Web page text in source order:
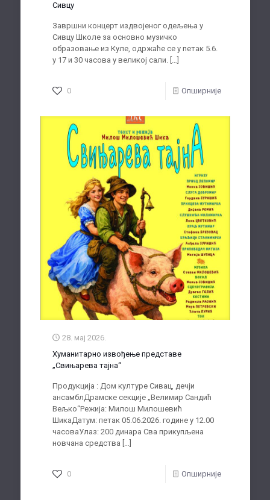
Сивцу
Завршни концерт издвојеног одељења у
Сивцу Школе за основно музичко
образовање из Куле, одржаће се у петак 5.6.
у 17 и 30 часова у великој сали.[…]
0 Опширније
28. мај 2026.
Хуманитарно извођење представе
„Свињарева тајна“
Продукција : Дом културе Сивац, дечји
ансамблДрамске секције „Велимир Сандић
Вељко“Режија: Милош Милошевић
ШикаДатум: петак 05.06.2026. године у 12.00
часоваУлаз: 200 динара Сва прикупљена
новчана средства
0 Опширније